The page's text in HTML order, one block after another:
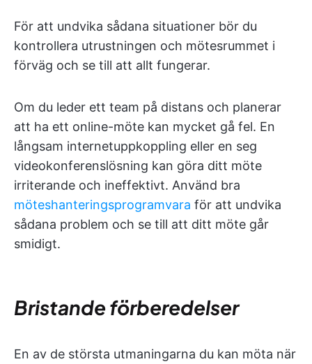
För att undvika sådana situationer bör du
kontrollera utrustningen och mötesrummet i
förväg och se till att allt fungerar.
Om du leder ett team på distans och planerar
att ha ett online-möte kan mycket gå fel. En
långsam internetuppkoppling eller en seg
videokonferenslösning kan göra ditt möte
irriterande och ineffektivt. Använd bra
möteshanteringsprogramvara för att undvika
sådana problem och se till att ditt möte går
smidigt.
Bristande förberedelser
En av de största utmaningarna du kan möta när